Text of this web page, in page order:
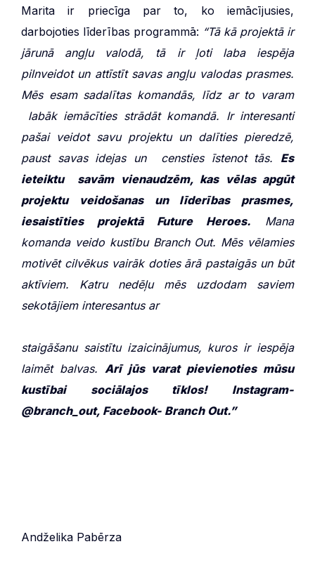
Marita ir priecīga par to, ko iemācījusies,
darbojoties līderības programmā: “Tā kā projektā ir
jārunā angļu valodā, tā ir ļoti laba iespēja
pilnveidot un attīstīt savas angļu valodas prasmes.
Mēs esam sadalītas komandās, līdz ar to varam
labāk iemācīties strādāt komandā. Ir interesanti
pašai veidot savu projektu un dalīties pieredzē,
paust savas idejas un censties īstenot tās. Es
ieteiktu savām vienaudzēm, kas vēlas apgūt
projektu veidošanas un līderības prasmes,
iesaistīties projektā Future Heroes.
Mana
komanda veido kustību Branch Out. Mēs vēlamies
motivēt cilvēkus vairāk doties ārā pastaigās un būt
aktīviem. Katru nedēļu mēs uzdodam saviem
sekotājiem interesantus ar
staigāšanu saistītu izaicinājumus, kuros ir iespēja
laimēt balvas. Arī jūs varat pievienoties mūsu
kustībai sociālajos tīklos! Instagram-
@branch_out, Facebook- Branch Out.”
Andželika Pabērza